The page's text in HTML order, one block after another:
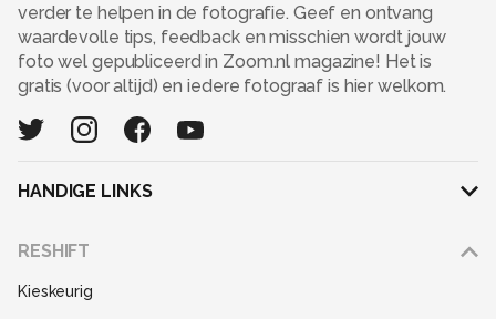
verder te helpen in de fotografie. Geef en ontvang
waardevolle tips, feedback en misschien wordt jouw
foto wel gepubliceerd in Zoom.nl magazine! Het is
gratis (voor altijd) en iedere fotograaf is hier welkom.
HANDIGE LINKS
RESHIFT
Kieskeurig